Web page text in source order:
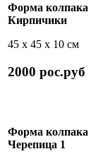
Форма колпака
Кирпичики
45 х 45 х 10 см
2000 рос.руб
Форма колпака
Черепица 1